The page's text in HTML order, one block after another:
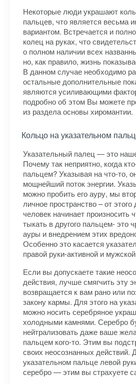
Некоторые люди украшают
пальцев, что является весьма
вариантом. Встречается и
колец на руках, что
о полном наличии всех
но, как правило, жизнь
В данном случае необходимо
остальные дополнительные
являются усиливающими
подробно об этом Вы можете
из раздела основы хиромантии.
Кольцо на указательном
Указательный палец — это
Почему так неприятно, когда
пальцем? Указывая на что-то,
мощнейший поток энергии.
можно пробить его ауру, мы
личное пространство – от
человек начинает произносить
тыкать в другого пальцем- это
ауры и внедрением этих
Особенно это касается
правой руки-активной и
Если вы допускаете такие
действия, лучше смягчить эту
возвращается к вам рано или
закону кармы. Для этого на
можно носить серебряное
холодными камнями. Серебро
нейтрализовать даже ваше
пальцем кого-то. Этим вы
своих неосознанных действий.
указательном пальце левой
серебро — этим вы страхуете